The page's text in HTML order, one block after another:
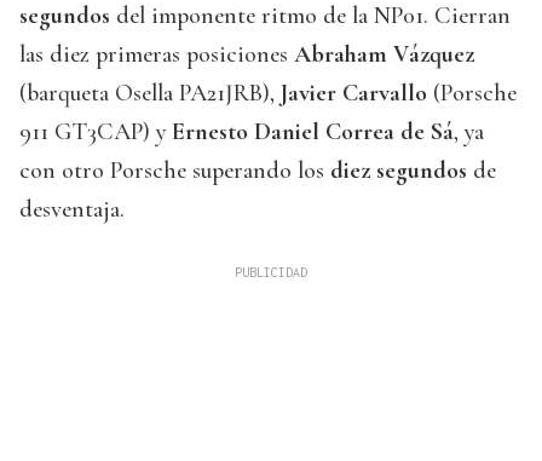
segundos del imponente ritmo de la NP01. Cierran
las diez primeras posiciones Abraham Vázquez
(barqueta Osella PA21JRB), Javier Carvallo (Porsche
911 GT3CAP) yErnesto Daniel Correa de Sá, ya
con otro Porsche superando los diez segundos de
desventaja.